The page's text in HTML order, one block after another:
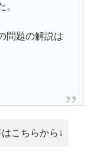
。
問題の解説は
こちらから↓